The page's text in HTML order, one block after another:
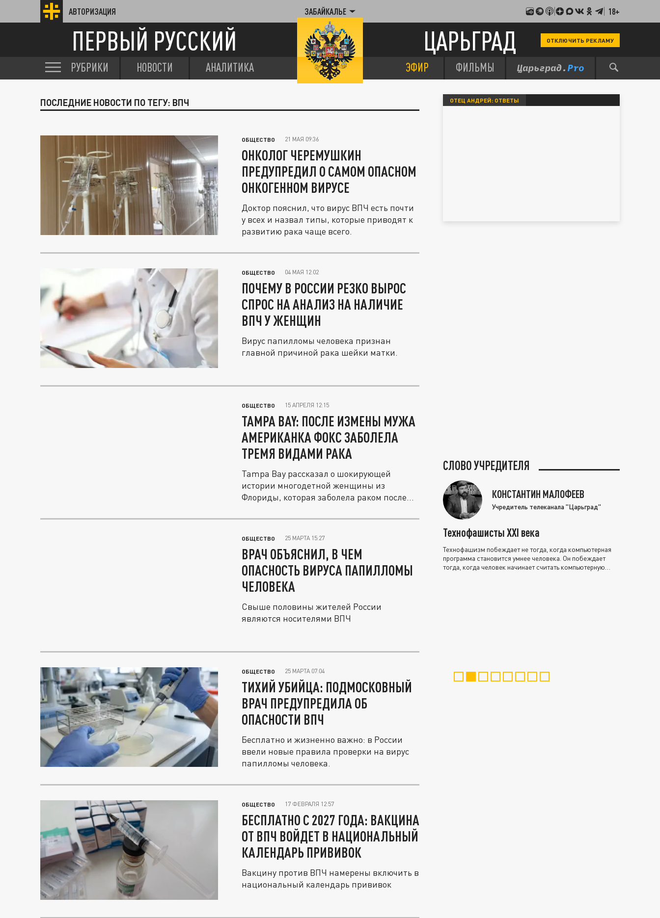
АВТОРИЗАЦИЯ ЗАБАЙКАЛЬЕ 18+
ПЕРВЫЙ РУССКИЙ ЦАРЬГРАД ОТКЛЮЧИТЬ РЕКЛАМУ
РУБРИКИ НОВОСТИ АНАЛИТИКА ЭФИР ФИЛЬМЫ
ПОСЛЕДНИЕ НОВОСТИ ПО ТЕГУ: ВПЧ
ОБЩЕСТВО 21 МАЯ 09:36
ОНКОЛОГ ЧЕРЕМУШКИН
ПРЕДУПРЕДИЛ О САМОМ ОПАСНОМ
ОНКОГЕННОМ ВИРУСЕ
Доктор пояснил, что вирус ВПЧ есть почти
у всех и назвал типы, которые приводят к
развитию рака чаще всего.
ОБЩЕСТВО 04 МАЯ 12:02
ПОЧЕМУ В РОССИИ РЕЗКО ВЫРОС
СПРОС НА АНАЛИЗ НА НАЛИЧИЕ
ВПЧ У ЖЕНЩИН
Вирус папилломы человека признан
главной причиной рака шейки матки.
ОБЩЕСТВО 15 АПРЕЛЯ 12:15
TAMPA BAY: ПОСЛЕ ИЗМЕНЫ МУЖА
АМЕРИКАНКА ФОКС ЗАБОЛЕЛА
ТРЕМЯ ВИДАМИ РАКА
Tampa Bay рассказал о шокирующей
истории многодетной женщины из
Флориды, которая заболела раком после
ОБЩЕСТВО 25 МАРТА 15:27
ВРАЧ ОБЪЯСНИЛ, В ЧЕМ
ОПАСНОСТЬ ВИРУСА ПАПИЛЛОМЫ
ЧЕЛОВЕКА
Свыше половины жителей России
являются носителями ВПЧ
ОБЩЕСТВО 25 МАРТА 07:04
ТИХИЙ УБИЙЦА: ПОДМОСКОВНЫЙ
ВРАЧ ПРЕДУПРЕДИЛА ОБ
ОПАСНОСТИ ВПЧ
Бесплатно и жизненно важно: в России
ввели новые правила проверки на вирус
папилломы человека.
ОБЩЕСТВО 17 ФЕВРАЛЯ 12:57
БЕСПЛАТНО С 2027 ГОДА: ВАКЦИНА
ОТ ВПЧ ВОЙДЕТ В НАЦИОНАЛЬНЫЙ
КАЛЕНДАРЬ ПРИВИВОК
Вакцину против ВПЧ намерены включить в
национальный календарь прививок
ОТЕЦ АНДРЕЙ: ОТВЕТЫ
СЛОВО УЧРЕДИТЕЛЯ
КОНСТАНТИН МАЛОФЕЕВ
Учредитель телеканала "Царьград"
Технофашисты XXI века
Технофашизм побеждает не тогда, когда компьютерная
программа становится умнее человека. Он побеждает
тогда, когда человек начинает считать компьютерную